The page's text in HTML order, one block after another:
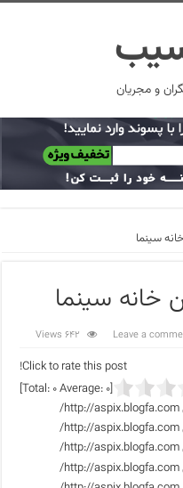
و مجریان
سینما
خانه سینما
Leave a
642 Views
Click to rate this post!
[Total:
0Average: 0
]